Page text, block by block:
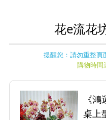
花e流花
提醒您：請勿重整頁
購物時間
《
桌上